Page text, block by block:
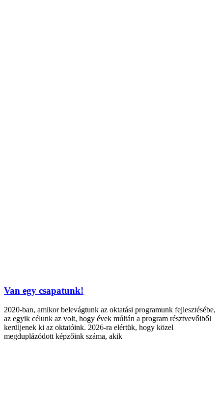
Van egy csapatunk!
2020-ban, amikor belevágtunk az oktatási programunk fejlesztésébe,
az egyik célunk az volt, hogy évek múltán a program résztvevőiből
kerüljenek ki az oktatóink. 2026-ra elértük, hogy közel
megduplázódott képzőink száma, akik